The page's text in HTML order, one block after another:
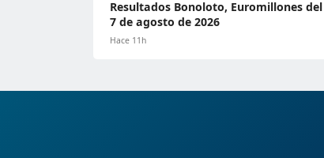
Resultados Bonoloto, Euromillones
7 de agosto de 2026
Hace 11h